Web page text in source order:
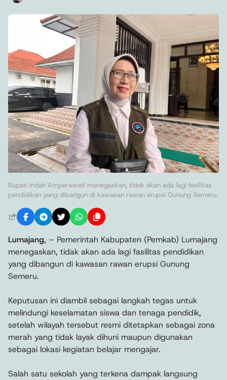
Bupati Indah Amperawati menegaskan, tidak akan ada lagi fasilitas
pendidikan yang dibangun di kawasan rawan erupsi Gunung Semeru.
Lumajang, – Pemerintah Kabupaten (Pemkab) Lumajang
menegaskan, tidak akan ada lagi fasilitas pendidikan
yang dibangun di kawasan rawan erupsi Gunung
Semeru.
Keputusan ini diambil sebagai langkah tegas untuk
melindungi keselamatan siswa dan tenaga pendidik,
setelah wilayah tersebut resmi ditetapkan sebagai zona
merah yang tidak layak dihuni maupun digunakan
sebagai lokasi kegiatan belajar mengajar.
Salah satu sekolah yang terkena dampak langsung